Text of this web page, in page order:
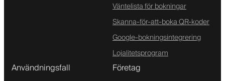
Väntelista för bokningar
Skanna-för-att-boka QR-koder
Google-bokningsintegrering
Lojalitetsprogram
Användningsfall Företag